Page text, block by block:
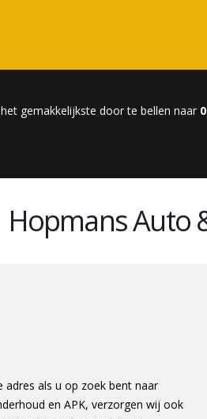
gemakkelijkste door te bellen naar
Hopmans Auto
als u op zoek bent naar
en APK, verzorgen wij ook